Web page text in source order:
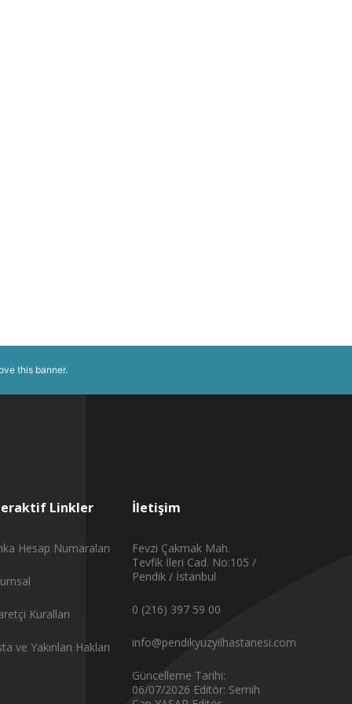
this banner.
Linkler
Hesap Numaraları
Kuralları
ve Yakınları Hakları
İletişim
Fevzi Çakmak Mah.
Tevfik İleri Cad. No:105 /
Pendik / İstanbul
0 (216) 397 59 00
info@pendikyuzyilhastanesi.com
Güncelleme Tarihi:
06/07/2026 Editör: Semih